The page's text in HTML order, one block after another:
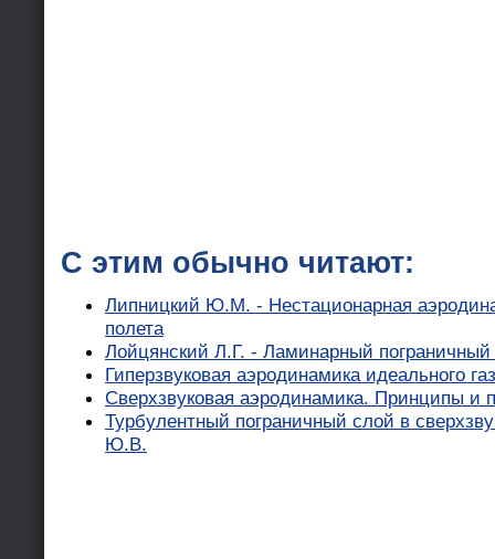
С этим обычно читают:
Липницкий Ю.М. - Нестационарная
полета
Лойцянский Л.Г. - Ламинарный
Гиперзвуковая аэродинамика идеального
Сверхзвуковая аэродинамика. Принципы и
Турбулентный пограничный слой в
Ю.В.